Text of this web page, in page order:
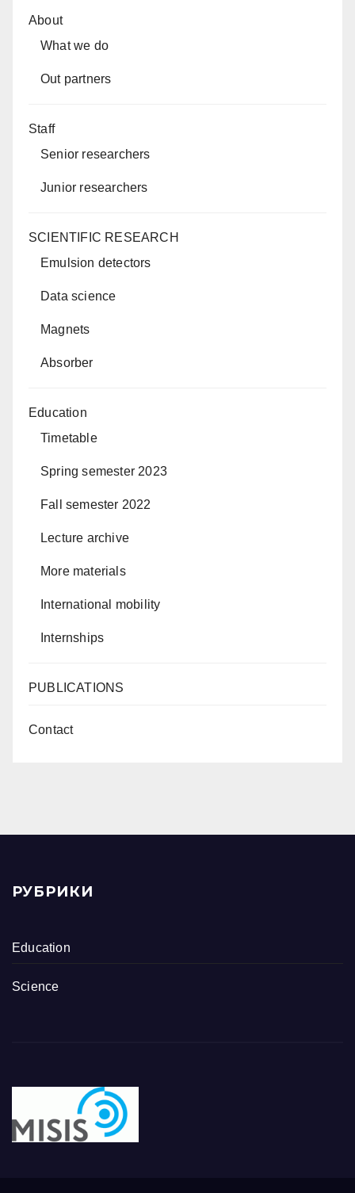
About
What we do
Out partners
Staff
Senior researchers
Junior researchers
SCIENTIFIC RESEARCH
Emulsion detectors
Data science
Magnets
Absorber
Education
Timetable
Spring semester 2023
Fall semester 2022
Lecture archive
More materials
International mobility
Internships
PUBLICATIONS
Contact
РУБРИКИ
Education
Science